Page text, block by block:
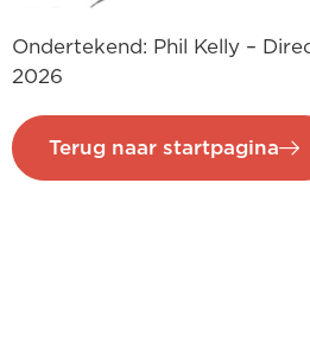
Ondertekend: Phil Kelly –
2026
Terug naar startpagina